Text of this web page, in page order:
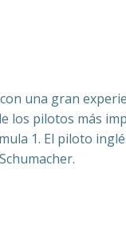
una gran
los pilotos más
1. El piloto